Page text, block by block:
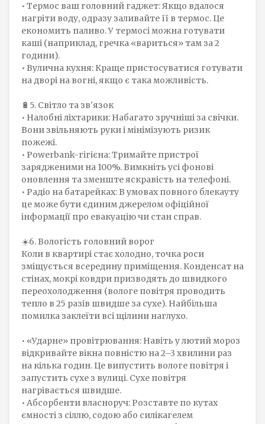
• Термос ваш головний гаджет: Якщо вдалося
нагріти воду, одразу заливайте її в термос. Це
економить паливо. У термосі можна готувати
каші (наприклад, гречка «вариться» там за 2
години).
• Вулична кухня: Краще пристосуватися готувати
на дворі на вогні, якщо є така можливість.
🔋5. Світло та зв'язок
• Налобні ліхтарики: Набагато зручніші за свічки.
Вони звільняють руки і мінімізують ризик
пожежі.
• Powerbank-гігієна: Тримайте пристрої
зарядженими на 100%. Вимкніть усі фонові
оновлення та зменште яскравість на телефоні.
• Радіо на батарейках: В умовах повного блекауту
це може бути єдиним джерелом офіційної
інформації про евакуацію чи стан справ.
☀️6. Вологість головний ворог
Коли в квартирі стає холодно, точка роси
зміщується всередину приміщення. Конденсат на
стінах, мокрі ковдри призводять до швидкого
переохолодження (вологе повітря проводить
тепло в 25 разів швидше за сухе). Найбільша
помилка заклеїти всі щілини наглухо.
• «Ударне» провітрювання: Навіть у лютий мороз
відкривайте вікна повністю на 2–3 хвилини раз
на кілька годин. Це випустить вологе повітря і
запустить сухе з вулиці. Сухе повітря
нагрівається швидше.
• Абсорбенти власноруч: Розставте по кутах
ємності з сіллю, содою або силікагелем